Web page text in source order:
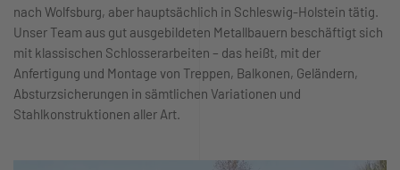
nach Wolfsburg, aber hauptsächlich in Schleswig-Holstein tätig.
Unser Team aus gut ausgebildeten Metallbauern beschäftigt sich
mit klassischen Schlosserarbeiten – das heißt, mit der
Anfertigung und Montage von Treppen, Balkonen, Geländern,
Absturzsicherungen in sämtlichen Variationen und
Stahlkonstruktionen aller Art.